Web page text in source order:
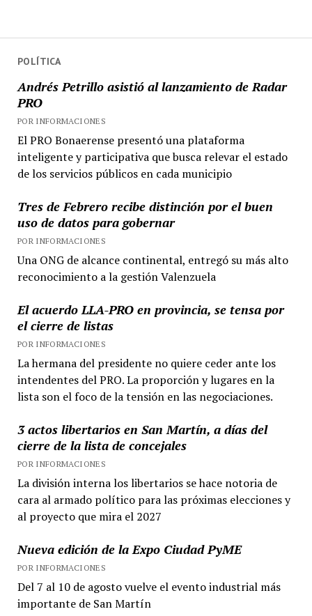
POLÍTICA
Andrés Petrillo asistió al lanzamiento de Radar
PRO
POR INFORMACIONES
El PRO Bonaerense presentó una plataforma
inteligente y participativa que busca relevar el estado
de los servicios públicos en cada municipio
Tres de Febrero recibe distinción por el buen
uso de datos para gobernar
POR INFORMACIONES
Una ONG de alcance continental, entregó su más alto
reconocimiento a la gestión Valenzuela
El acuerdo LLA-PRO en provincia, se tensa por
el cierre de listas
POR INFORMACIONES
La hermana del presidente no quiere ceder ante los
intendentes del PRO. La proporción y lugares en la
lista son el foco de la tensión en las negociaciones.
3 actos libertarios en San Martín, a días del
cierre de la lista de concejales
POR INFORMACIONES
La división interna los libertarios se hace notoria de
cara al armado político para las próximas elecciones y
al proyecto que mira el 2027
Nueva edición de la Expo Ciudad PyME
POR INFORMACIONES
Del 7 al 10 de agosto vuelve el evento industrial más
importante de San Martín